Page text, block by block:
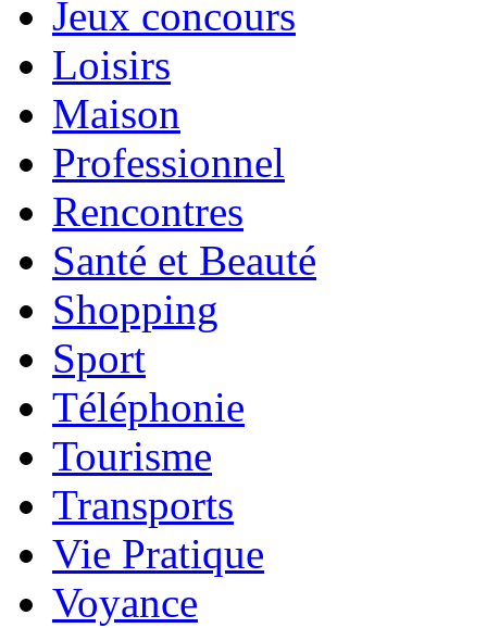
Jeux concours
Loisirs
Maison
Professionnel
Rencontres
Santé et Beauté
Shopping
Sport
Téléphonie
Tourisme
Transports
Vie Pratique
Voyance